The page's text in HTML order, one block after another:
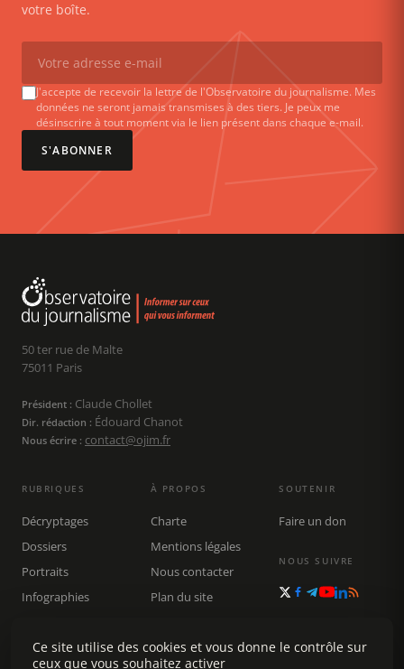
votre boîte.
J'accepte de recevoir la lettre de l'Observatoire du journalisme. Mes
données ne seront jamais transmises à des tiers. Je peux me
désinscrire à tout moment via le lien présent dans chaque e-mail.
S'ABONNER
50 ter rue de Malte
75011 Paris
Président : Claude Chollet
Dir. rédaction : Édouard Chanot
Nous écrire : contact@ojim.fr
RUBRIQUES
Décryptages
Dossiers
Portraits
Infographies
Rechercher
À PROPOS
Charte
Mentions légales
Nous contacter
Plan du site
SOUTENIR
Faire un don
NOUS SUIVRE
Ce site utilise des cookies et vous donne le contrôle sur
ceux que vous souhaitez activer